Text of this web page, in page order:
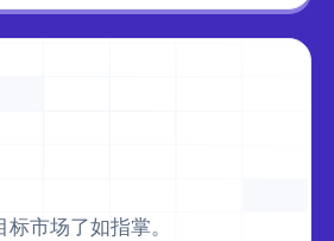
市场了如指掌。